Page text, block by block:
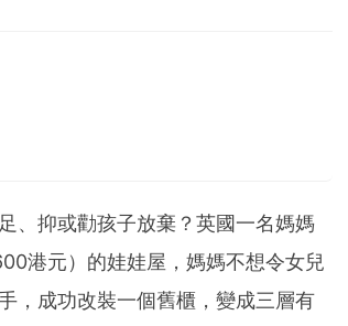
、抑或勸孩子放棄？英國一名媽媽
港元）的娃娃屋，媽媽不想令女兒
，成功改裝一個舊櫃，變成三層有